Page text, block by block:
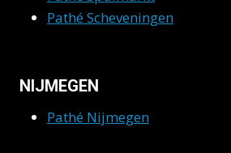
Pathé Scheveningen
NIJMEGEN
Pathé Nijmegen